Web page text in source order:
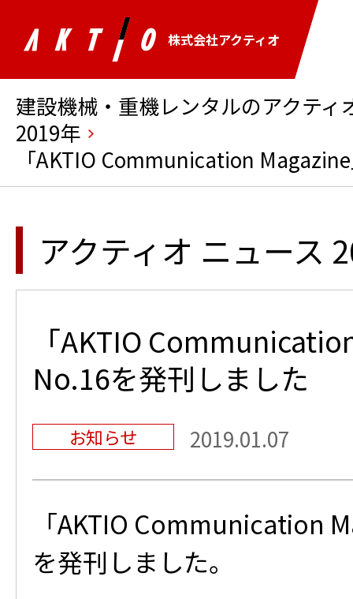
株式会社アクティオ
建設機械・重機レンタルのアクティ
2019年
「AKTIO Communication
アクティオ ニュース
「AKTIO
No.16を発刊しました
お知らせ 2019.01.07
「AKTIO Communication
を発刊しました。